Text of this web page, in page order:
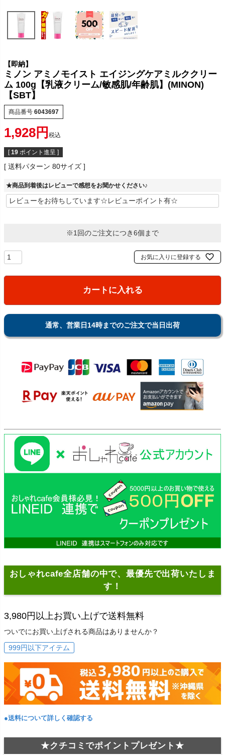
【即納】
ミノン アミノモイスト エイジングケアミルククリー
ム 100g【乳液クリーム/敏感肌/年齢肌】(MINON)
【SBT】
商品番号 6043697
1,928 税込
[ 19 ポイント進呈 ]
送料パターン 80サイズ
★商品到着後はレビューで感想をお聞かせください♪
※1回のご注文につき6個まで
お気に入りに登録する
カートに入れる
通常、営業日14時までのご注文で当日出荷
おしゃれcafe全店舗の中で、最優先で出荷いたしま
す！
3,980円以上お買い上げで送料無料
ついでにお買い上げされる商品はありませんか？
999円以下アイテム
●送料について詳しく確認する
★クチコミでポイントプレゼント★